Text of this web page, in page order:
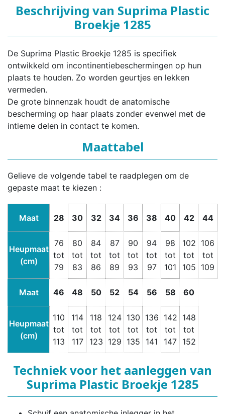
Beschrijving van Suprima Plastic
Broekje 1285
De Suprima Plastic Broekje 1285 is specifiek
ontwikkeld om incontinentiebeschermingen op hun
plaats te houden. Zo worden geurtjes en lekken
vermeden.
De grote binnenzak houdt de anatomische
bescherming op haar plaats zonder evenwel met de
intieme delen in contact te komen.
Maattabel
Gelieve de volgende tabel te raadplegen om de
gepaste maat te kiezen :
Maat 28 30 32 34 36 38 40 42 44
Heupmaat
(cm)
76
tot
79
80
tot
83
84
tot
86
87
tot
89
90
tot
93
94
tot
97
98
tot
101
102
tot
105
106
tot
109
Maat 46 48 50 52 54 56 58 60
Heupmaat
(cm)
110
tot
113
114
tot
117
118
tot
123
124
tot
129
130
tot
135
136
tot
141
142
tot
147
148
tot
152
Techniek voor het aanleggen van
Suprima Plastic Broekje 1285